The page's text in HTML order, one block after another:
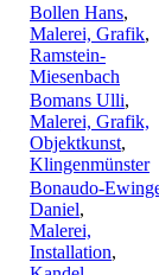
Bollen Hans,
Malerei, Grafik,
Ramstein-
Miesenbach
Bomans Ulli,
Malerei, Grafik,
Objektkunst,
Klingenmünster
Bonaudo-
Daniel,
Malerei,
Installation,